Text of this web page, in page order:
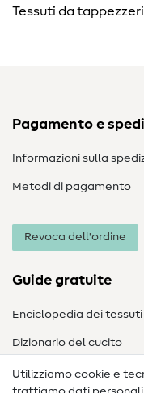
Tessuti da
Pagamento e
Informazioni sulla
Metodi di pagamento
Revoca dell'ordine
Guide gratuite
Enciclopedia dei tessuti
Dizionario del cucito
Nähanleitungen
Utilizziamo cookie e